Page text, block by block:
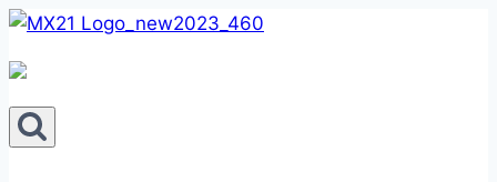
Zum
springen